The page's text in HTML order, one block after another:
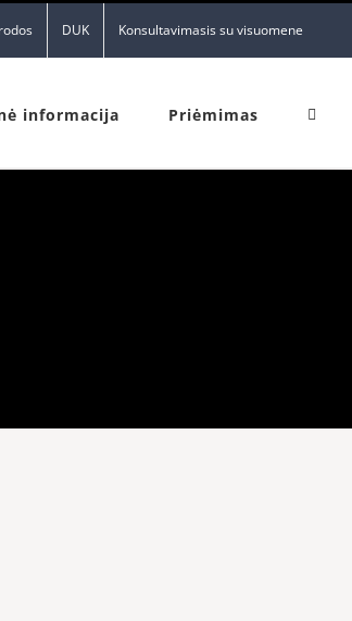
DUK Konsultavimasis su visuomene
informacija Priėmimas